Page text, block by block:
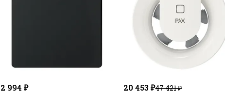
2 994 ₽ 20 453 ₽47 421 ₽